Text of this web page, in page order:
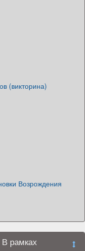
(викторина)
Возрождения
рамках